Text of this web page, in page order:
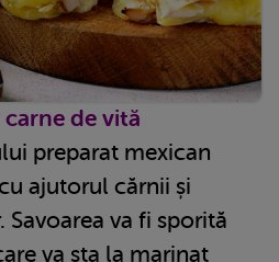
carne de vită
preparat mexican
ajutorul cărnii și
va fi sporită
va sta la marinat